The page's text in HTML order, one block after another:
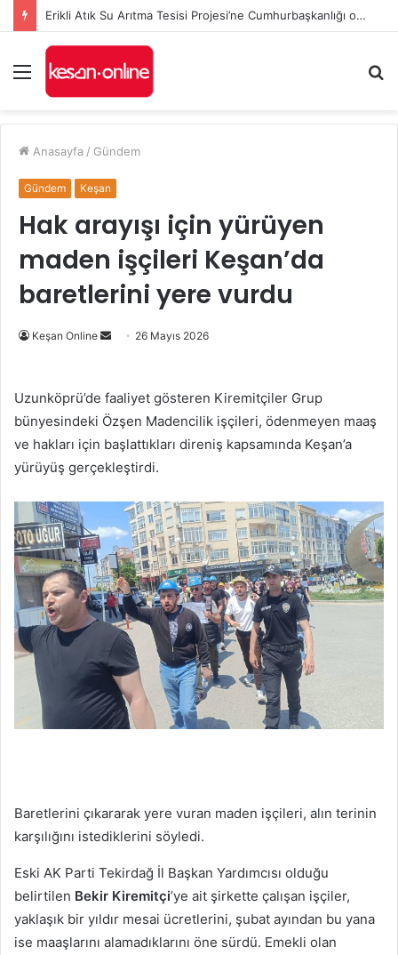
Erikli Atık Su Arıtma Tesisi Projesi’ne Cumhurbaşkanlığı onayı
Menü
...
Anasayfa / Gündem
Gündem Keşan
Hak arayışı için yürüyen
maden işçileri Keşan’da
baretlerini yere vurdu
Keşan Online
Bir
göndermek
26 Mayıs 2026
Uzunköprü’de faaliyet gösteren Kiremitçiler Grup
bünyesindeki Özşen Madencilik işçileri, ödenmeyen maaş
ve hakları için başlattıkları direniş kapsamında Keşan’a
yürüyüş gerçekleştirdi.
Baretlerini çıkararak yere vuran maden işçileri, alın terinin
karşılığını istediklerini söyledi.
Eski AK Parti Tekirdağ İl Başkan Yardımcısı olduğu
belirtilen Bekir Kiremitçi’ye ait şirkette çalışan işçiler,
yaklaşık bir yıldır mesai ücretlerini, şubat ayından bu yana
ise maaşlarını alamadıklarını öne sürdü. Emekli olan